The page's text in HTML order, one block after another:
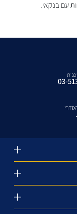
עם בנקאי.
03-